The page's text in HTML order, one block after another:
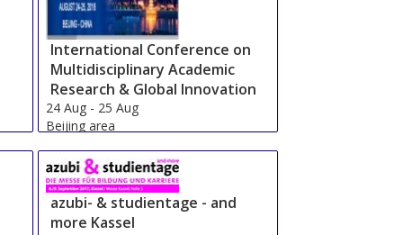
International Conference on
Multidisciplinary Academic
Research & Global Innovation
24 Aug - 25 Aug
Beijing area
azubi- & studientage - and
more Kassel